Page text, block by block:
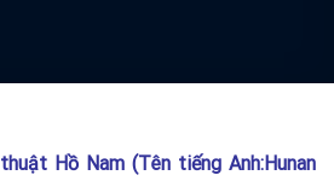
Hồ Nam (Tên tiếng Anh:Hunan